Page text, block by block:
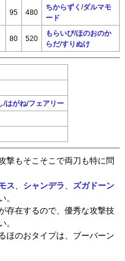
95 480
ちからずく /ダルマモ
ード
80 520
もらいび/ほのおのか
らだ/すりぬけ
/はがね/フェアリー
撃もそこそこで両刀も特に問
ス シャンデラ
ズガドーン
。
存在するので、優秀な攻撃技
。
ほのおタイプは、ブーバーン